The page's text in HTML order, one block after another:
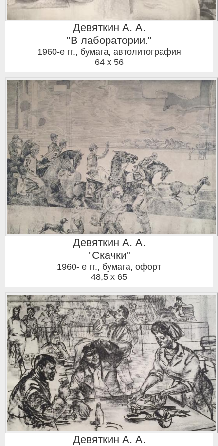
Девяткин А. А.
"В лаборатории."
1960-е гг., бумага, автолитография
64 x 56
Девяткин А. А.
"Скачки"
1960- е гг., бумага, офорт
48,5 x 65
Девяткин А. А.